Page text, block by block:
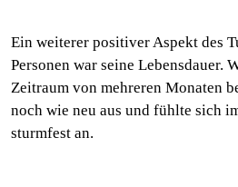
Ein weiterer positiver Aspekt des
Personen war seine Lebensdauer.
Zeitraum von mehreren Monaten
noch wie neu aus und fühlte sich
sturmfest an.